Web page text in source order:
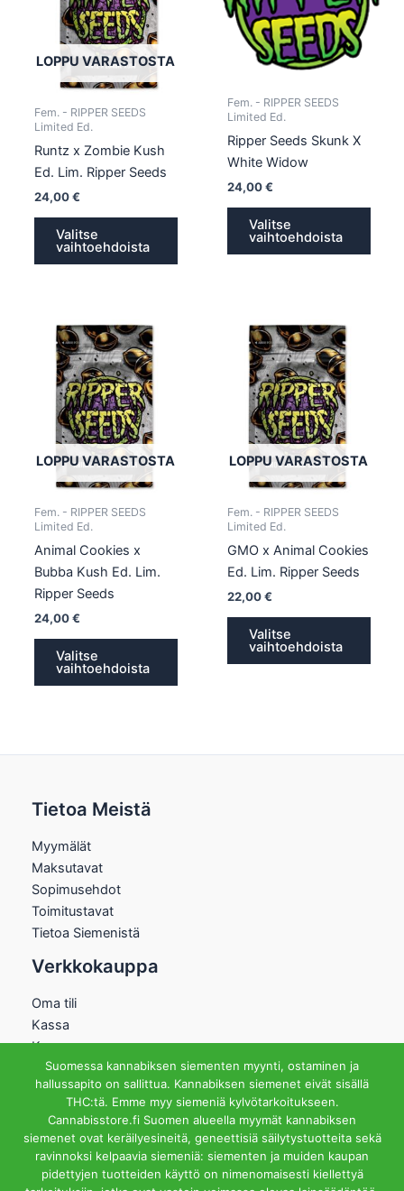
LOPPU VARASTOSTA
Fem. - RIPPER SEEDS
Limited Ed.
Runtz x Zombie Kush
Ed. Lim. Ripper Seeds
24,00€
Valitse
vaihtoehdoista
muunnelma.
Fem. - RIPPER SEEDS
Limited Ed.
Ripper Seeds Skunk X
White Widow
24,00€
Valitse
vaihtoehdoista
LOPPU VARASTOSTA
Fem. - RIPPER SEEDS
Limited Ed.
Animal Cookies x
Bubba Kush Ed. Lim.
Ripper Seeds
24,00€
Valitse
vaihtoehdoista
muunnelma.
LOPPU VARASTOSTA
Fem. - RIPPER SEEDS
Limited Ed.
GMO x Animal Cookies
Ed. Lim. Ripper Seeds
22,00€
Valitse
vaihtoehdoista
Tietoa Meistä
Myymälät
Maksutavat
Sopimusehdot
Toimitustavat
Tietoa Siemenistä
Verkkokauppa
Oma tili
Kassa
Kauppa
Ostoskori
Helsingin Myymälä
Aukioloajat
Ma-Pe 12-18 La 12-15
Riihipellonkuja 3, 00390
Helsinki
Suomessa kannabiksen siementen myynti, ostaminen ja
hallussapito on sallittua. Kannabiksen siemenet eivät sisällä
THC:tä. Emme myy siemeniä kylvötarkoitukseen.
Cannabisstore.fi Suomen alueella myymät kannabiksen
siemenet ovat keräilyesineitä, geneettisiä säilytystuotteita sekä
ravinnoksi kelpaavia siemeniä: siementen ja muiden kaupan
pidettyjen tuotteiden käyttö on nimenomaisesti kiellettyä